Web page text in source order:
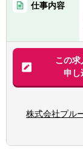
仕事内容
この求
申し
株式会社プル